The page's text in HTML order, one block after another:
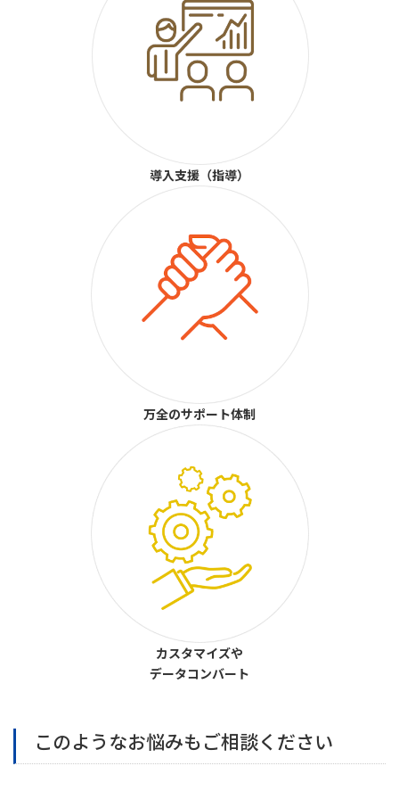
導入支援（指導）
万全のサポート体制
カスタマイズや
データコンバート
このようなお悩みもご相談ください